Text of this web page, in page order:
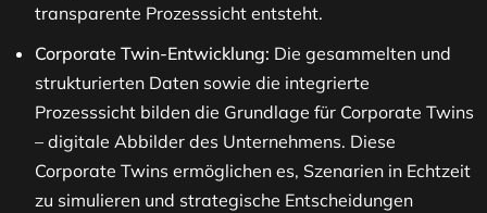
transparente Prozesssicht entsteht.
Corporate Twin-Entwicklung: Die gesammelten und
strukturierten Daten sowie die integrierte
Prozesssicht bilden die Grundlage für Corporate Twins
– digitale Abbilder des Unternehmens. Diese
Corporate Twins ermöglichen es, Szenarien in Echtzeit
zu simulieren und strategische Entscheidungen